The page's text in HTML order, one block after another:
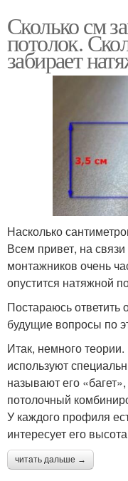
Сколько см
потолок.
забирает
Насколько
Всем привет, на
монтажников очень
опустится натяжной
Постараюсь ответить
будущие вопросы по
Итак, немного
используют
называют его
потолочный
У каждого профиля
интересует его
читать дальше →